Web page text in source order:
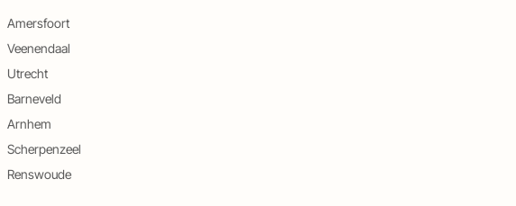
Amersfoort
Veenendaal
Utrecht
Barneveld
Arnhem
Scherpenzeel
Renswoude